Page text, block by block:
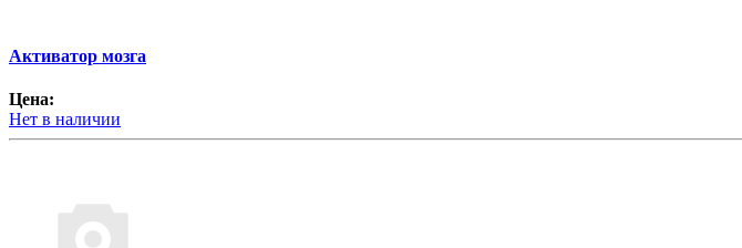
Активатор мозга
Цена:
Нет в наличии